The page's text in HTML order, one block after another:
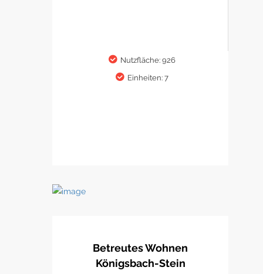
Nutzfläche: 926
Einheiten: 7
Betreutes Wohnen
Königsbach-Stein